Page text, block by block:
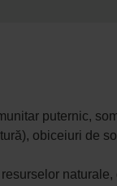
puternic,
obiceiuri de